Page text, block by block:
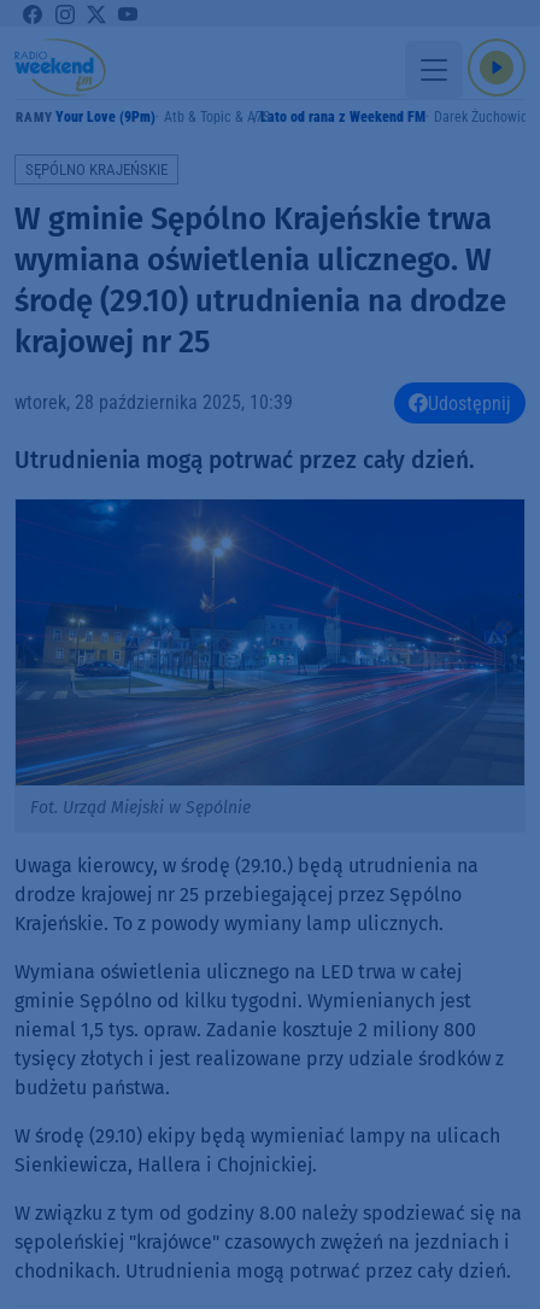
GRAMY Your Love (9Pm) Atb & Topic & A7SLato od rana z Weekend FM Darek Żuchowicz
SĘPÓLNO KRAJEŃSKIE
W gminie Sępólno Krajeńskie trwa
wymiana oświetlenia ulicznego. W
środę (29.10) utrudnienia na drodze
krajowej nr 25
wtorek, 28 października 2025, 10:39 Udostępnij
Utrudnienia mogą potrwać przez cały dzień.
Fot. Urząd Miejski w Sępólnie
Uwaga kierowcy, w środę (29.10.) będą utrudnienia na
drodze krajowej nr 25 przebiegającej przez Sępólno
Krajeńskie. To z powody wymiany lamp ulicznych.
Wymiana oświetlenia ulicznego na LED trwa w całej
gminie Sępólno od kilku tygodni. Wymienianych jest
niemal 1,5 tys. opraw. Zadanie kosztuje 2 miliony 800
tysięcy złotych i jest realizowane przy udziale środków z
budżetu państwa.
W środę (29.10) ekipy będą wymieniać lampy na ulicach
Sienkiewicza, Hallera i Chojnickiej.
W związku z tym od godziny 8.00 należy spodziewać się na
sępoleńskiej "krajówce" czasowych zwężeń na jezdniach i
chodnikach. Utrudnienia mogą potrwać przez cały dzień.